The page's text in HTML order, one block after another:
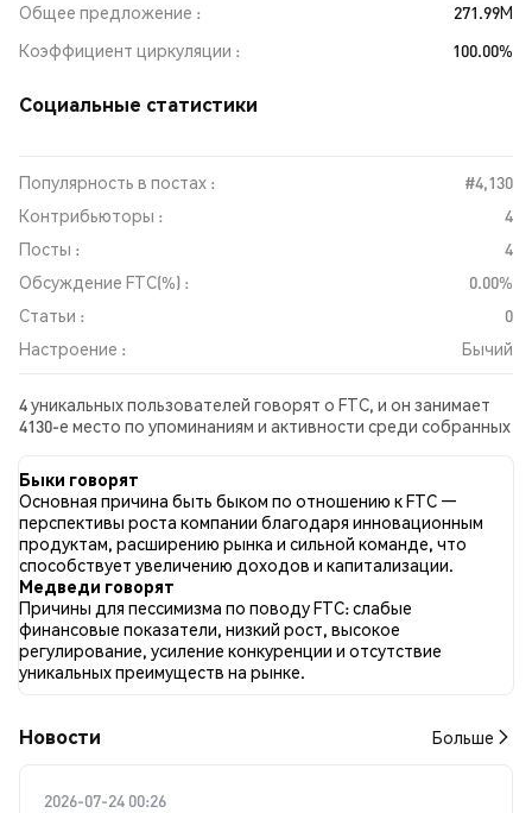
Общее предложение
271.99M
Коэффициент циркуляции
100.00%
Социальные статистики
Популярность в постах :
#4,130
Контрибьюторы :
4
Посты :
4
Обсуждение FTC(%) :
0.00%
Статьи :
0
Настроение :
Бычий
4 уникальных пользователей говорят о FTC, и он занимает
4130-е место по упоминаниям и активности среди собранных
во всех социальных сетях было Бычий. Всего было
опубликовано 0 новостных статей о FTC. В Twitter 0.00%
твитов имели бычий настрой по сравнению с 0.00% твитов с
медвежьим настроем по FTC. 100.00% твитов были
нейтральными по отношению к FTC. Эти данные основаны
на 1 твитах.
Быки говорят
Основная причина быть быком по отношению к FTC —
перспективы роста компании благодаря инновационным
продуктам, расширению рынка и сильной команде, что
способствует увеличению доходов и капитализации.
Медведи говорят
Причины для пессимизма по поводу FTC: слабые
финансовые показатели, низкий рост, высокое
регулирование, усиление конкуренции и отсутствие
уникальных преимуществ на рынке.
Новости Больше
2026-07-24 00:26